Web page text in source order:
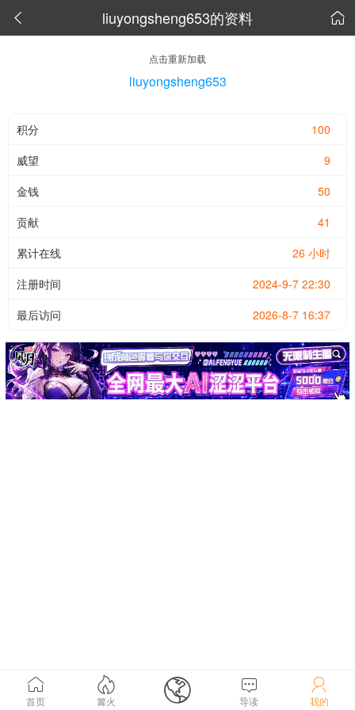
 liuyongsheng653的资料 
点击重新加载
liuyongsheng653
100
积分
9
威望
50
金钱
41
贡献
26 小时
累计在线
2024-9-7 22:30
注册时间
2026-8-7 16:37
最后访问

首页

篝火  
导读

我的